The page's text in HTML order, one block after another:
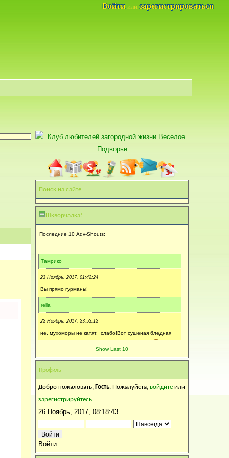
Войти или зарегистрироваться
Поиск на сайте
Шкворчалка!
Последние 10 Adv-Shouts:
Тамрико
23 Ноябрь, 2017, 01:42:24
Вы прямо гурманы!
rella
22 Ноябрь, 2017, 23:53:12
не, мухоморы не катят, слабо!Вот сушеная бледная
ЛарисаМ
Пусть спасибо скажет,что не из мухоморов!!!!
22 Ноябрь, 2017, 17:18:10
мне дали выговор. Сварила суп из белых грибов. Сын
был возмущен, почему не из подосиновиков?!
Show Last 10
Профиль
Добро пожаловать, Гость. Пожалуйста, войдите или
зарегистрируйтесь.
26 Ноябрь, 2017, 08:18:43
Войти